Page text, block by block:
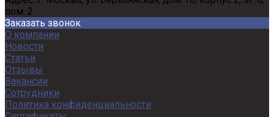
пом. 2
Заказать звонок
О компании
Новости
Статьи
Отзывы
Вакансии
Сотрудники
Политика конфиденциальности